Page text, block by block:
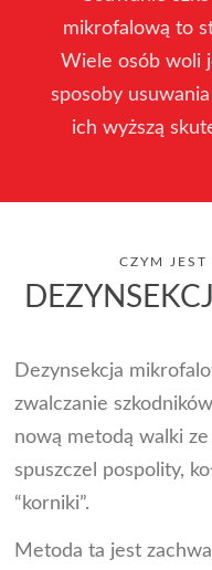
mikrofalową to
Wiele osób woli
sposoby
ich wyższą
CZYM
Dezynsekcja
zwalczanie
nową metodą walki
spuszczel pospolity,
“korniki”.
Metoda ta jest